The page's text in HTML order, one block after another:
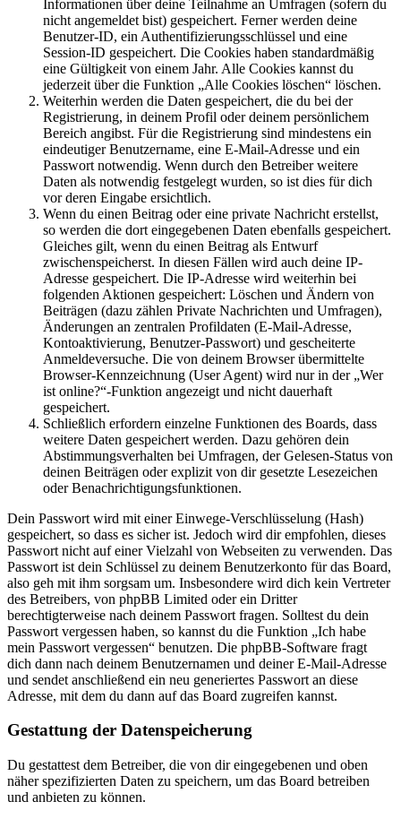
Informationen über deine Teilnahme an Umfragen (sofern du
nicht angemeldet bist) gespeichert. Ferner werden deine
Benutzer-ID, ein Authentifizierungsschlüssel und eine
Session-ID gespeichert. Die Cookies haben standardmäßig
eine Gültigkeit von einem Jahr. Alle Cookies kannst du
jederzeit über die Funktion „Alle Cookies löschen“ löschen.
Weiterhin werden die Daten gespeichert, die du bei der
Registrierung, in deinem Profil oder deinem persönlichem
Bereich angibst. Für die Registrierung sind mindestens ein
eindeutiger Benutzername, eine E-Mail-Adresse und ein
Passwort notwendig. Wenn durch den Betreiber weitere
Daten als notwendig festgelegt wurden, so ist dies für dich
vor deren Eingabe ersichtlich.
Wenn du einen Beitrag oder eine private Nachricht erstellst,
so werden die dort eingegebenen Daten ebenfalls gespeichert.
Gleiches gilt, wenn du einen Beitrag als Entwurf
zwischenspeicherst. In diesen Fällen wird auch deine IP-
Adresse gespeichert. Die IP-Adresse wird weiterhin bei
folgenden Aktionen gespeichert: Löschen und Ändern von
Beiträgen (dazu zählen Private Nachrichten und Umfragen),
Änderungen an zentralen Profildaten (E-Mail-Adresse,
Kontoaktivierung, Benutzer-Passwort) und gescheiterte
Anmeldeversuche. Die von deinem Browser übermittelte
Browser-Kennzeichnung (User Agent) wird nur in der „Wer
ist online?“-Funktion angezeigt und nicht dauerhaft
gespeichert.
Schließlich erfordern einzelne Funktionen des Boards, dass
weitere Daten gespeichert werden. Dazu gehören dein
Abstimmungsverhalten bei Umfragen, der Gelesen-Status von
deinen Beiträgen oder explizit von dir gesetzte Lesezeichen
oder Benachrichtigungsfunktionen.
Dein Passwort wird mit einer Einwege-Verschlüsselung (Hash)
gespeichert, so dass es sicher ist. Jedoch wird dir empfohlen, dieses
Passwort nicht auf einer Vielzahl von Webseiten zu verwenden. Das
Passwort ist dein Schlüssel zu deinem Benutzerkonto für das Board,
also geh mit ihm sorgsam um. Insbesondere wird dich kein Vertreter
des Betreibers, von phpBB Limited oder ein Dritter
berechtigterweise nach deinem Passwort fragen. Solltest du dein
Passwort vergessen haben, so kannst du die Funktion „Ich habe
mein Passwort vergessen“ benutzen. Die phpBB-Software fragt
dich dann nach deinem Benutzernamen und deiner E-Mail-Adresse
und sendet anschließend ein neu generiertes Passwort an diese
Adresse, mit dem du dann auf das Board zugreifen kannst.
Gestattung der Datenspeicherung
Du gestattest dem Betreiber, die von dir eingegebenen und oben
näher spezifizierten Daten zu speichern, um das Board betreiben
und anbieten zu können.